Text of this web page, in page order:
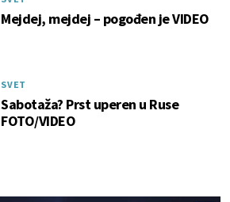
Mejdej, mejdej – pogođen je VIDEO
SVET
Sabotaža? Prst uperen u Ruse
FOTO/VIDEO